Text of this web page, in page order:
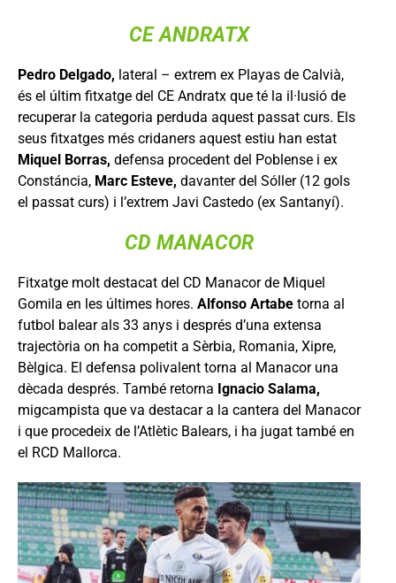
CE ANDRATX
Pedro Delgado, lateral – extrem ex Playas de Calvià,
és el últim fitxatge del CE Andratx que té la il·lusió de
recuperar la categoria perduda aquest passat curs. Els
seus fitxatges més cridaners aquest estiu han estat
Miquel Borras, defensa procedent del Poblense i ex
Constáncia, Marc Esteve, davanter del Sóller (12 gols
el passat curs) i l’extrem Javi Castedo (ex Santanyí).
CD MANACOR
Fitxatge molt destacat del CD Manacor de Miquel
Gomila en les últimes hores. Alfonso Artabe torna al
futbol balear als 33 anys i després d’una extensa
trajectòria on ha competit a Sèrbia, Romania, Xipre,
Bèlgica. El defensa polivalent torna al Manacor una
dècada després. També retorna Ignacio Salama,
migcampista que va destacar a la cantera del Manacor
i que procedeix de l’Atlètic Balears, i ha jugat també en
el RCD Mallorca.